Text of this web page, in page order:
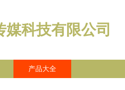
科技有限公司
产品大全